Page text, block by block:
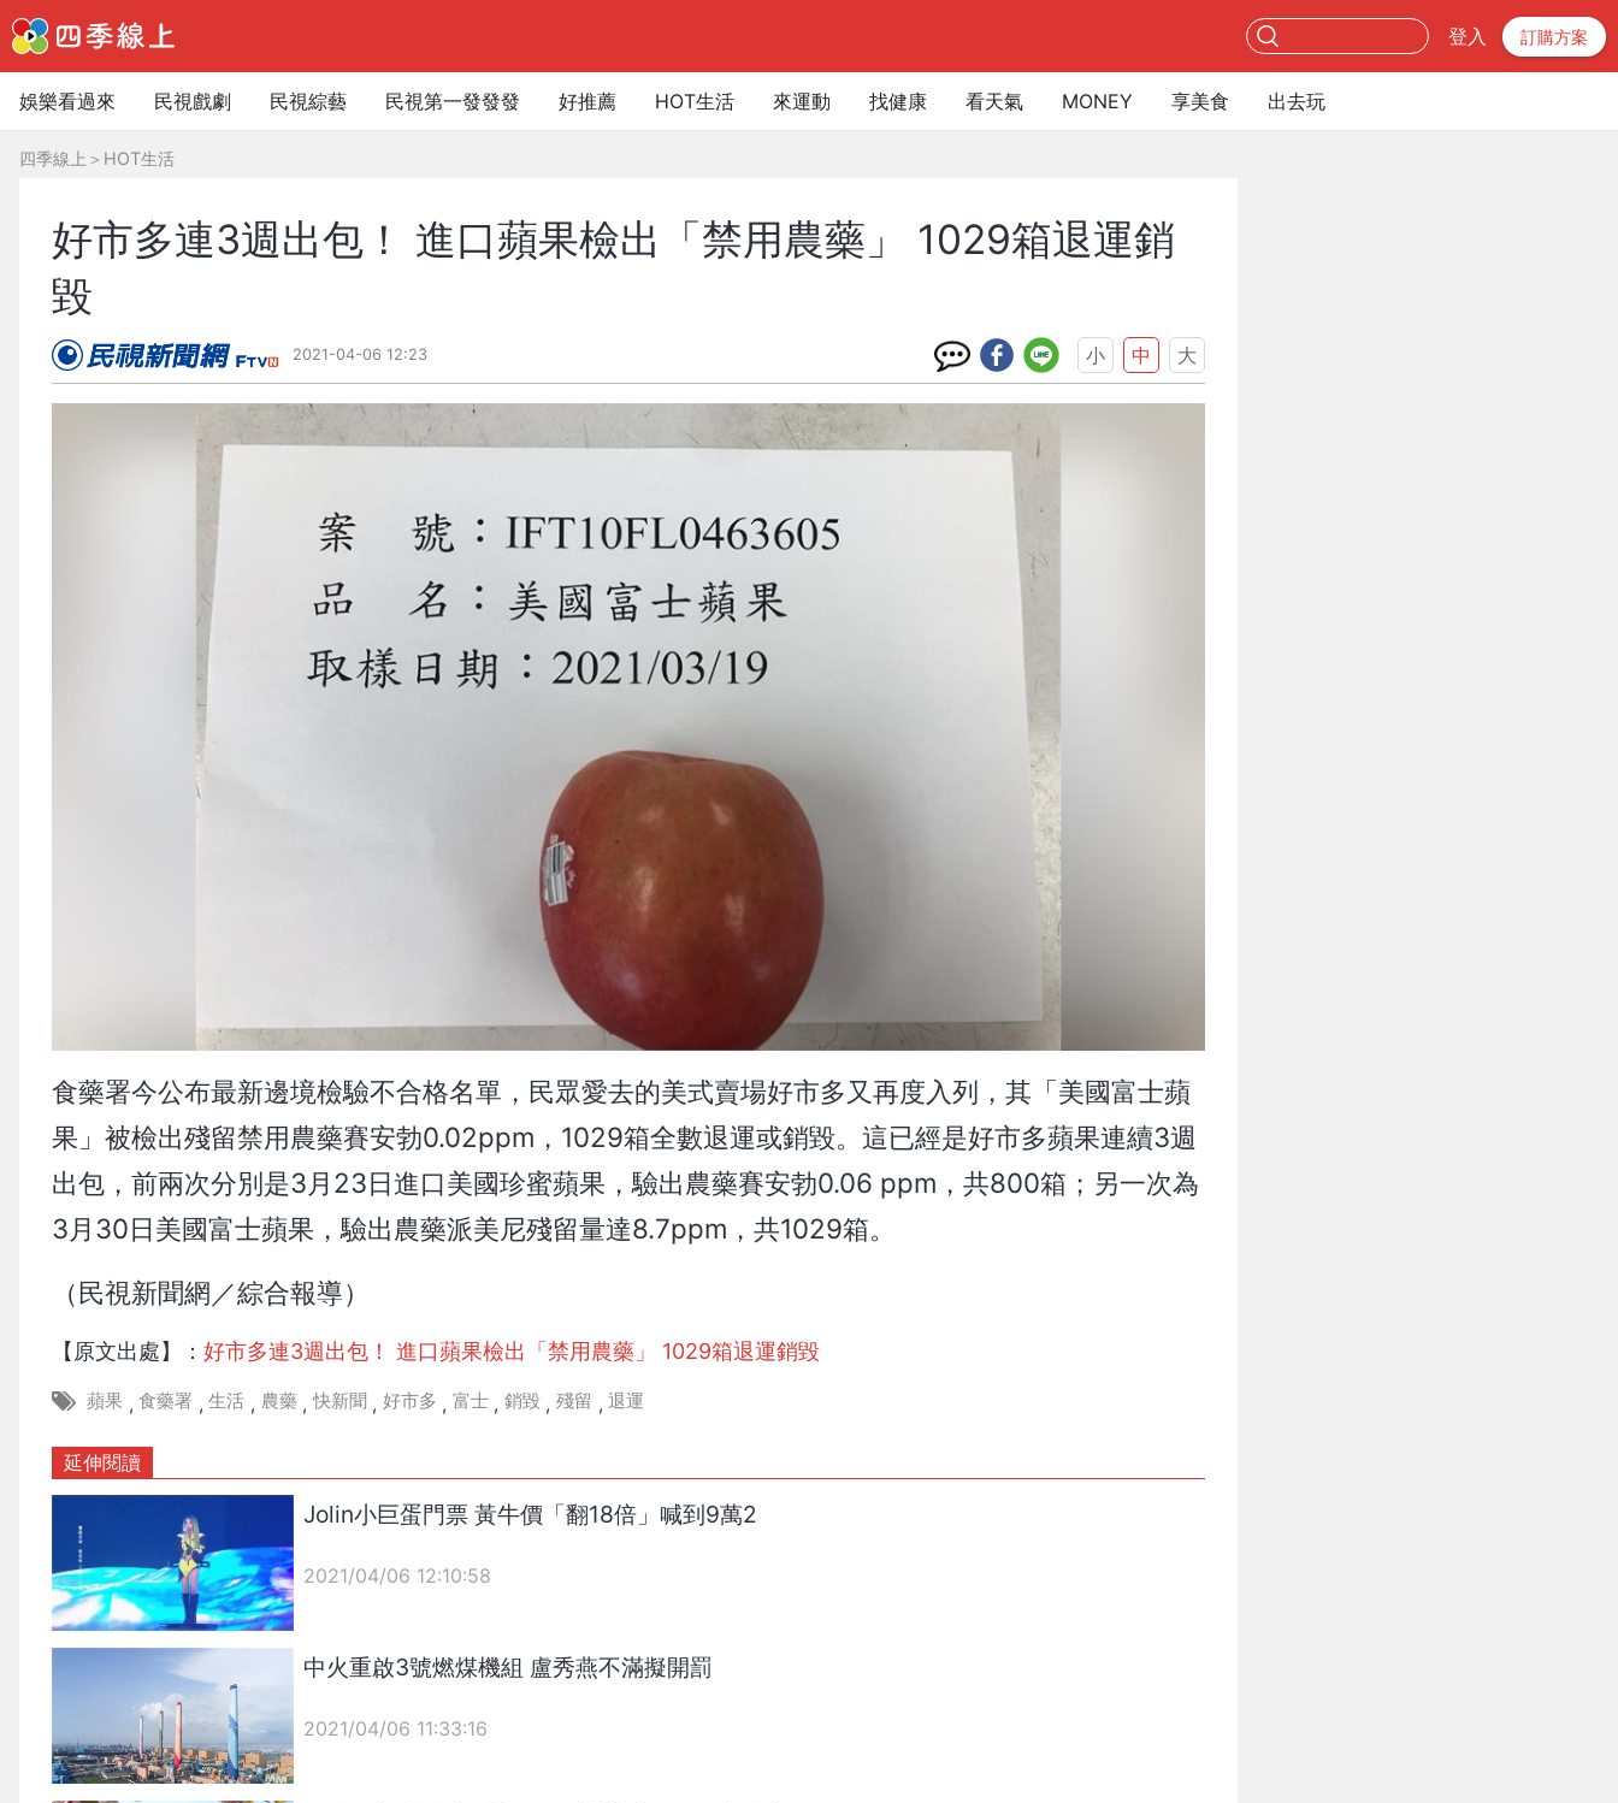
登入 訂購方案
娛樂看過來 民視戲劇 民視綜藝 民視第一發發發 好推薦 HOT生活 來運動 找健康 看天氣 MONEY 享美食 出去玩
四季線上 ＞ HOT生活
好市多連3週出包！ 進口蘋果檢出「禁用農藥」 1029箱退運銷
毀
2021-04-06 12:23 小 中 大
食藥署今公布最新邊境檢驗不合格名單，民眾愛去的美式賣場好市多又再度入列，其「美國富士蘋
果」被檢出殘留禁用農藥賽安勃0.02ppm，1029箱全數退運或銷毀。這已經是好市多蘋果連續3週
出包，前兩次分別是3月23日進口美國珍蜜蘋果，驗出農藥賽安勃0.06 ppm，共800箱；另一次為
3月30日美國富士蘋果，驗出農藥派美尼殘留量達8.7ppm，共1029箱。
（民視新聞網／綜合報導）
【原文出處】：好市多連3週出包！ 進口蘋果檢出「禁用農藥」 1029箱退運銷毀
蘋果 , 食藥署 , 生活 , 農藥 , 快新聞 , 好市多 , 富士 , 銷毀 , 殘留 , 退運
延伸閱讀
{PLAYICON}
Jolin小巨蛋門票 黃牛價「翻18倍」喊到9萬2
2021/04/06 12:10:58
中火重啟3號燃煤機組 盧秀燕不滿擬開罰
2021/04/06 11:33:16